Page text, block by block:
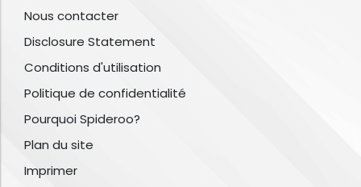
Nous contacter
Disclosure Statement
Conditions d'utilisation
Politique de confidentialité
Pourquoi Spideroo?
Plan du site
Imprimer